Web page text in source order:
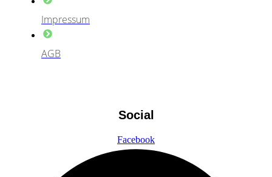
Impressum
AGB
Social
Facebook